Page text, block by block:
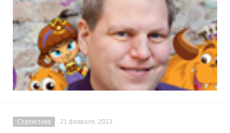
Статистика 21 февраля, 2013